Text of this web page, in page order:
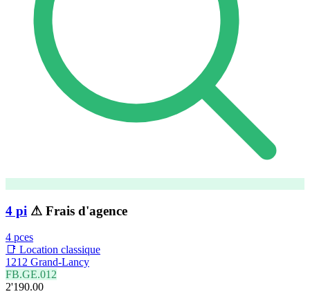
4 pi ⚠ Frais d'agence
4 pces
📑 Location classique
1212 Grand-Lancy
FB.GE.012
2'190.00